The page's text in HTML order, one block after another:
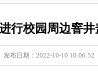
行校园周边窨
发布日期：2022-10-10